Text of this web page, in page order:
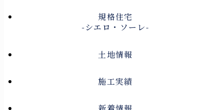
規格住宅
-シエロ・ソーレ-
土地情報
施工実績